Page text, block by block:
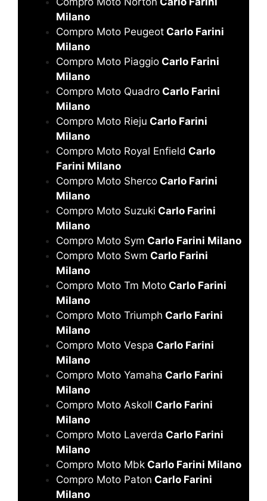
Milano
Compro Moto Peugeot Carlo Farini
Milano
Compro Moto Piaggio Carlo Farini
Milano
Compro Moto Quadro Carlo Farini
Milano
Compro Moto Rieju Carlo Farini
Milano
Compro Moto Royal Enfield Carlo
Farini Milano
Compro Moto Sherco Carlo Farini
Milano
Compro Moto Suzuki Carlo Farini
Milano
Compro Moto Sym Carlo Farini Milano
Compro Moto Swm Carlo Farini
Milano
Compro Moto Tm Moto Carlo Farini
Milano
Compro Moto Triumph Carlo Farini
Milano
Compro Moto Vespa Carlo Farini
Milano
Compro Moto Yamaha Carlo Farini
Milano
Compro Moto Askoll Carlo Farini
Milano
Compro Moto Laverda Carlo Farini
Milano
Compro Moto Mbk Carlo Farini Milano
Compro Moto Paton Carlo Farini
Milano